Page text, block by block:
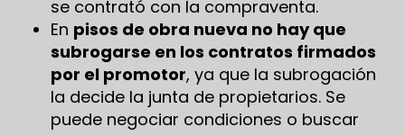
se contrató con la compraventa.
En pisos de obra nueva no hay que
subrogarse en los contratos firmados
por el promotor, ya que la subrogación
la decide la junta de propietarios. Se
puede negociar condiciones o buscar